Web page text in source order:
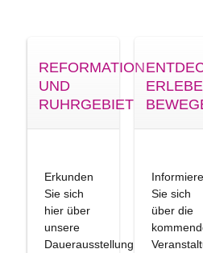
REFORMATION
UND
RUHRGEBIET
Erkunden
Sie sich
hier über
unsere
Dauerausstellung
Sie sich
über die